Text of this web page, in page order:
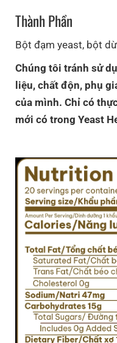
tiết dinh dưỡng xem
Thành Phần
Bột đạm yeast, bột
Chúng tôi tránh sử
liệu, chất độn, phụ
của mình. Chỉ có
mới có trong Yeast